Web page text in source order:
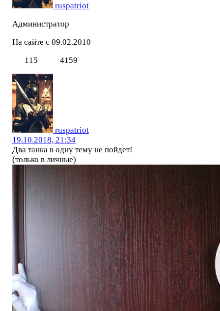
ruspatriot
Администратор
На сайте с 09.02.2010
115
4159
ruspatriot
19.10.2018, 21:34
Два танка в одну тему не пойдет!
(только в личные)